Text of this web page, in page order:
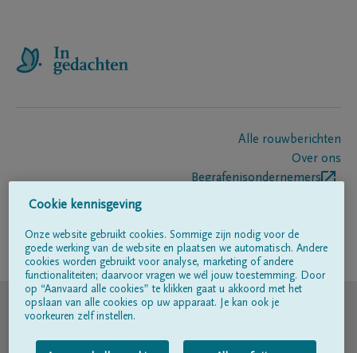
Alle rouwberichten
Over ons
Begrafenisondernemers
Volg ons op
© DELA
Gebruiksvoorwaarden
Cookie kennisgeving
Onze website gebruikt cookies. Sommige zijn nodig voor de
goede werking van de website en plaatsen we automatisch. Andere
cookies worden gebruikt voor analyse, marketing of andere
functionaliteiten; daarvoor vragen we wél jouw toestemming. Door
op “Aanvaard alle cookies” te klikken gaat u akkoord met het
opslaan van alle cookies op uw apparaat. Je kan ook je
voorkeuren zelf instellen.